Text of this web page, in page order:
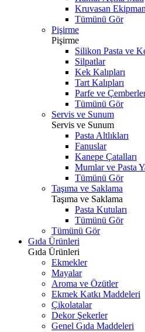
Kruvasan
Tümünü Gör
Pişirme
Pişirme
Silikon Pasta ve
Silpatlar
Kek Kalıpları
Tart Kalıpları
Parfe ve
Tümünü Gör
Servis ve Sunum
Servis ve Sunum
Pasta Altlıkları
Fanuslar
Kanepe Çatalları
Mumlar ve Pasta
Tümünü Gör
Taşıma ve Saklama
Taşıma ve Saklama
Pasta Kutuları
Tümünü Gör
Tümünü Gör
Gıda Ürünleri
Gıda Ürünleri
Ekmekler
Mayalar
Aroma ve Özütler
Ekmek Katkı Maddeleri
Çikolatalar
Dekor Şekerler
Genel Gıda Maddeleri